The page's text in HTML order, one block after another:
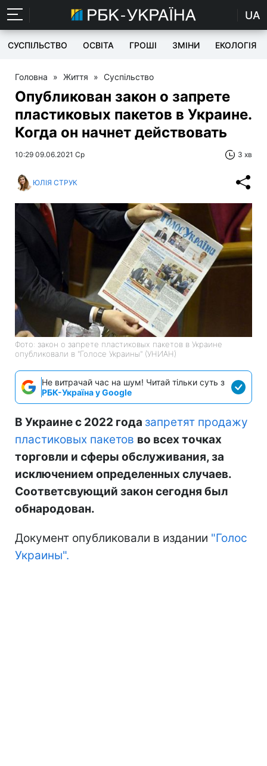
UA
СУСПІЛЬСТВО ОСВІТА ГРОШІ ЗМІНИ ЕКОЛОГІЯ
Головна » Життя » Суспільство
Опубликован закон о запрете
пластиковых пакетов в Украине.
Когда он начнет действовать
10:29 09.06.2021 Ср 3 хв
ЮЛІЯ СТРУК
Фото: закон о запрете пластиковых пакетов в Украине
опубликовали в "Голосе Украины" (УНИАН)
Не витрачай час на шум! Читай тільки суть з
РБК-Україна у Google
В Украине с 2022 года запретят продажу
пластиковых пакетов во всех точках
торговли и сферы обслуживания, за
исключением определенных случаев.
Соответсвующий закон сегодня был
обнародован.
Документ опубликовали в издании "Голос
Украины".